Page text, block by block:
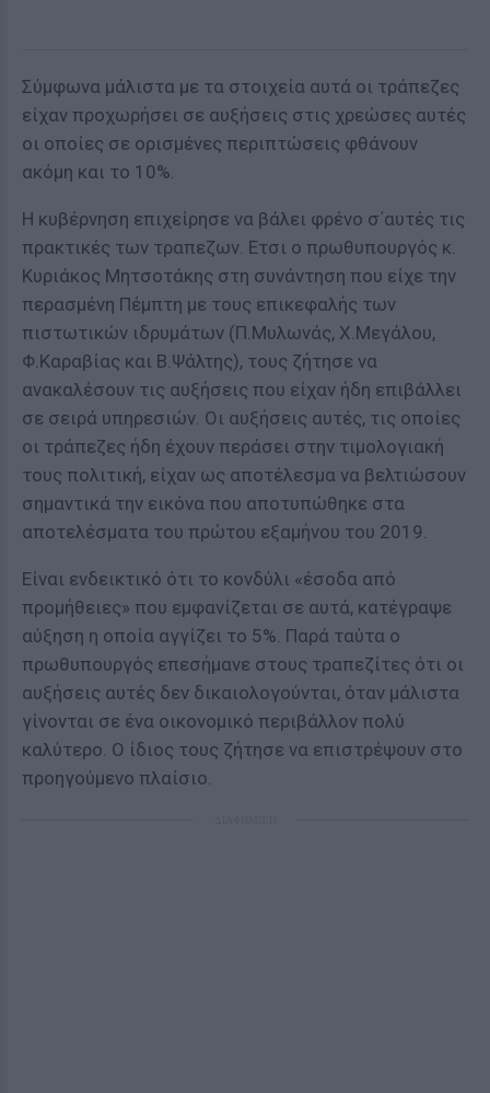
Σύμφωνα μάλιστα με τα στοιχεία αυτά οι τράπεζες
είχαν προχωρήσει σε αυξήσεις στις χρεώσες αυτές
οι οποίες σε ορισμένες περιπτώσεις φθάνουν
ακόμη και το 10%.
Η κυβέρνηση επιχείρησε να βάλει φρένο σ΄αυτές τις
πρακτικές των τραπεζων. Ετσι ο πρωθυπουργός κ.
Κυριάκος Μητσοτάκης στη συνάντηση που είχε την
περασμένη Πέμπτη με τους επικεφαλής των
πιστωτικών ιδρυμάτων (Π.Μυλωνάς, Χ.Μεγάλου,
Φ.Καραβίας και Β.Ψάλτης), τους ζήτησε να
ανακαλέσουν τις αυξήσεις που είχαν ήδη επιβάλλει
σε σειρά υπηρεσιών. Οι αυξήσεις αυτές, τις οποίες
οι τράπεζες ήδη έχουν περάσει στην τιμολογιακή
τους πολιτική, είχαν ως αποτέλεσμα να βελτιώσουν
σημαντικά την εικόνα που αποτυπώθηκε στα
αποτελέσματα του πρώτου εξαμήνου του 2019.
Είναι ενδεικτικό ότι το κονδύλι «έσοδα από
προμήθειες» που εμφανίζεται σε αυτά, κατέγραψε
αύξηση η οποία αγγίζει το 5%. Παρά ταύτα ο
πρωθυπουργός επεσήμανε στους τραπεζίτες ότι οι
αυξήσεις αυτές δεν δικαιολογούνται, όταν μάλιστα
γίνονται σε ένα οικονομικό περιβάλλον πολύ
καλύτερο. Ο ίδιος τους ζήτησε να επιστρέψουν στο
προηγούμενο πλαίσιο.